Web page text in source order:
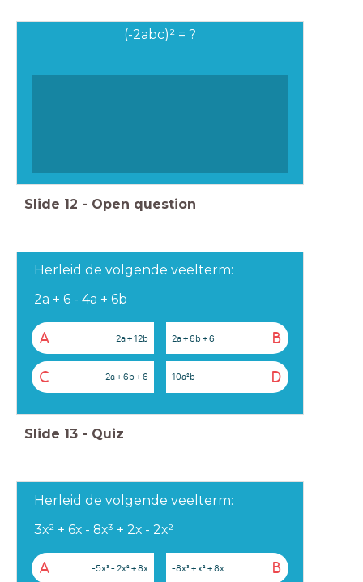
(-2abc)² = ?
Slide 12 - Open question
Herleid de volgende veelterm:
2a + 6 - 4a + 6b
A 2a + 12b B
2a + 6b + 6
C -2a + 6b + 6 D
10a²b
Slide 13 - Quiz
Herleid de volgende veelterm:
3x² + 6x - 8x³ + 2x - 2x²
A -5x³ - 2x² + 8x B
-8x³ + x² + 8x